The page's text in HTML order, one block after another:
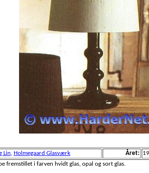
Lin, Holmegaard Glasværk Året:
fremstillet i farven hvidt glas, opal og sort glas.